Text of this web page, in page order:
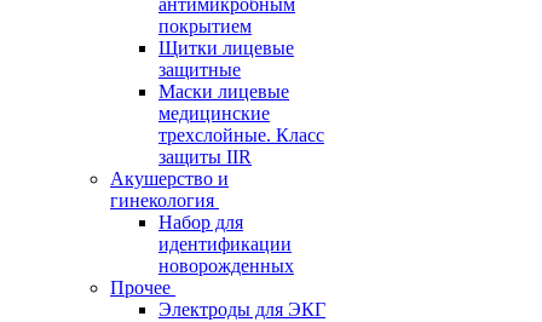
антимикробным
покрытием
Щитки лицевые
защитные
Маски лицевые
медицинские
трехслойные. Класс
защиты IIR
Акушерство и
гинекология
Набор для
идентификации
новорожденных
Прочее
Электроды для ЭКГ